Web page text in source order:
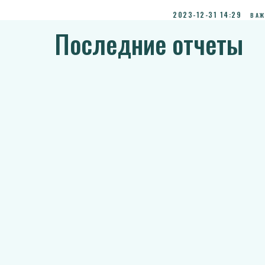
2023-12-31 14:29
Последние отчеты